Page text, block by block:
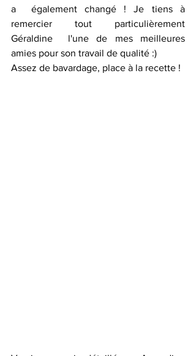
a  également changé ! Je tiens à
remercier tout particulièrement
Géraldine  l'une de mes meilleures
amies pour son travail de qualité :)
Assez de bavardage, place à la recette !